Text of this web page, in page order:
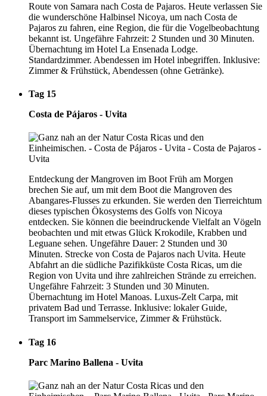
Route von Samara nach Costa de Pajaros. Heute verlassen Sie
die wunderschöne Halbinsel Nicoya, um nach Costa de
Pajaros zu fahren, eine Region, die für die Vogelbeobachtung
bekannt ist. Ungefähre Fahrzeit: 2 Stunden und 30 Minuten.
Übernachtung im Hotel La Ensenada Lodge.
Standardzimmer. Abendessen im Hotel inbegriffen. Inklusive:
Zimmer & Frühstück, Abendessen (ohne Getränke).
Tag 15
Costa de Pájaros - Uvita
Entdeckung der Mangroven im Boot Früh am Morgen
brechen Sie auf, um mit dem Boot die Mangroven des
Abangares-Flusses zu erkunden. Sie werden den Tierreichtum
dieses typischen Ökosystems des Golfs von Nicoya
entdecken. Sie können die beeindruckende Vielfalt an Vögeln
beobachten und mit etwas Glück Krokodile, Krabben und
Leguane sehen. Ungefähre Dauer: 2 Stunden und 30
Minuten. Strecke von Costa de Pajaros nach Uvita. Heute
Abfahrt an die südliche Pazifikküste Costa Ricas, um die
Region von Uvita und ihre zahlreichen Strände zu erreichen.
Ungefähre Fahrzeit: 3 Stunden und 30 Minuten.
Übernachtung im Hotel Manoas. Luxus-Zelt Carpa, mit
privatem Bad und Terrasse. Inklusive: lokaler Guide,
Transport im Sammelservice, Zimmer & Frühstück.
Tag 16
Parc Marino Ballena - Uvita